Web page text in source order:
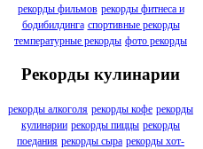
рекорды фильмов рекорды фитнеса и
бодибилдинга спортивные рекорды
температурные рекорды фото рекорды
Рекорды кулинарии
рекорды алкоголя рекорды кофе рекорды
кулинарии рекорды пиццы рекорды
поедания рекорды сыра рекорды хот-